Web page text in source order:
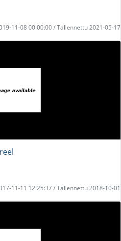
11-08 00:00:00 / Tallennettu 2021-05-17
11-11 12:25:37 / Tallennettu 2018-10-01